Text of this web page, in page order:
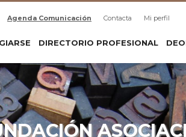
Agenda Comunicación Contacta Mi perfil
DIRECTORIO PROFESIONAL